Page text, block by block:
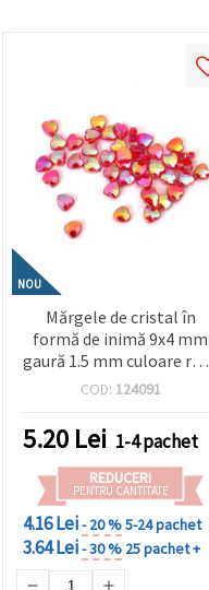
NOU
Mărgele de cristal în
formă de inimă 9x4 mm
gaură 1.5 mm culoare roșu
curcubeu -20 grame ~110
COD: 124091
5.20 Lei 1-4 pachet
REDUCERI
PENTRU CANTITATE
4.16 Lei- 20 %5-24 pachet
3.64 Lei- 30 % 25 pachet +